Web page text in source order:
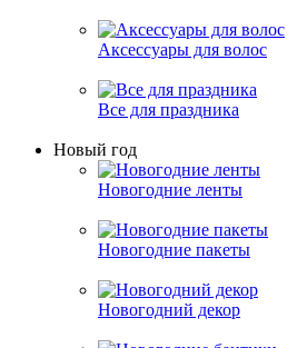
Аксессуары для волос
Все для праздника
Новый год
Новогодние ленты
Новогодние пакеты
Новогодний декор